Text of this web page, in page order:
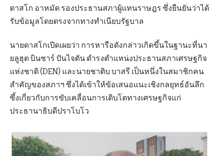
ดาสโก อาหมัด รองประธานสภาผู้แทนราษฎร ซึ่งยืนยันว่าได้
รับข้อมูลโดยตรงจากทางทำเนียบรัฐบาล
นายดาสโกเปิดเผยว่า การหารือดังกล่าวเกิดขึ้นในฐานะที่นา
ยลูฮุต บินซาร์ ปันไจตัน ดำรงตำแหน่งประธานสภาเศรษฐกิจ
แห่งชาติ (DEN) และนายชาติบ บาสรี เป็นหนึ่งในสมาชิกคน
สำคัญของสภาฯ ซึ่งได้เข้าให้ข้อเสนอแนะเชิงกลยุทธ์อันลึก
ซึ้งเกี่ยวกับการขับเคลื่อนการเติบโตทางเศรษฐกิจแก่
ประธานาธิบดีปราโบโว